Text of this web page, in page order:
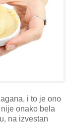
i to je ono
onako bela
na izvestan